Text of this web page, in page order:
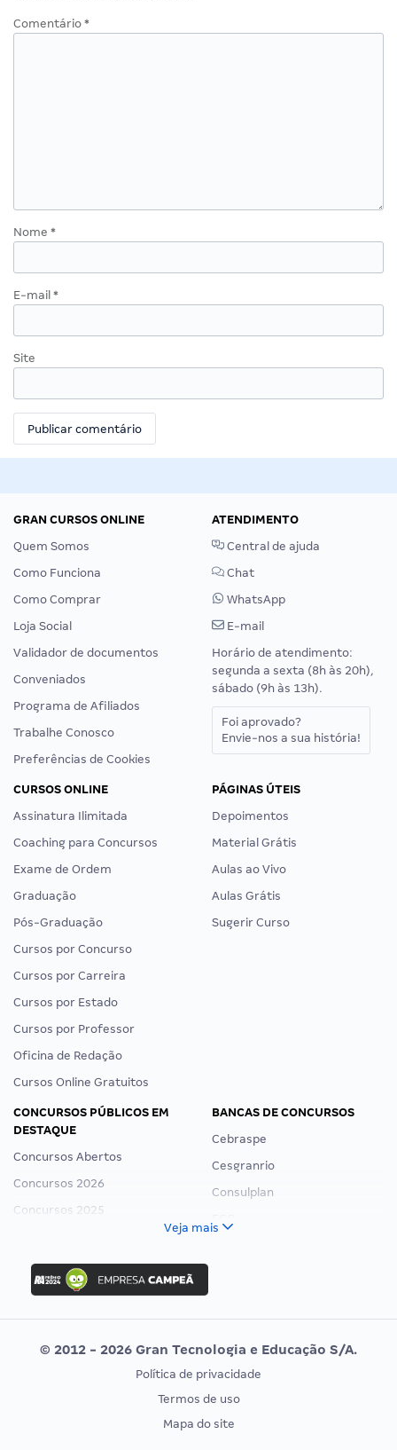
Comentário *
Nome *
E-mail *
Site
GRAN CURSOS ONLINE
Quem Somos
Como Funciona
Como Comprar
Loja Social
Validador de documentos
Conveniados
Programa de Afiliados
Trabalhe Conosco
Preferências de Cookies
ATENDIMENTO
Central de ajuda
Chat
WhatsApp
E-mail
Horário de atendimento:
segunda a sexta (8h às 20h),
sábado (9h às 13h).
Foi aprovado?
Envie-nos a sua história!
CURSOS ONLINE
Assinatura Ilimitada
Coaching para Concursos
Exame de Ordem
Graduação
Pós-Graduação
Cursos por Concurso
Cursos por Carreira
Cursos por Estado
Cursos por Professor
Oficina de Redação
Cursos Online Gratuitos
PÁGINAS ÚTEIS
Depoimentos
Material Grátis
Aulas ao Vivo
Aulas Grátis
Sugerir Curso
CONCURSOS PÚBLICOS EM
DESTAQUE
Concursos Abertos
Concursos 2026
Concursos 2025
Concurso Nacional Unificado
Concurso Ibama
Concurso MPU
Editais publicados
BANCAS DE CONCURSOS
Cebraspe
Cesgranrio
Consulplan
Vunesp
CONCURSOS POR PROFISSÃO
EXAME DE ORDEM
Veja mais
© 2012 - 2026 Gran Tecnologia e Educação S/A.
Política de privacidade
Termos de uso
Mapa do site